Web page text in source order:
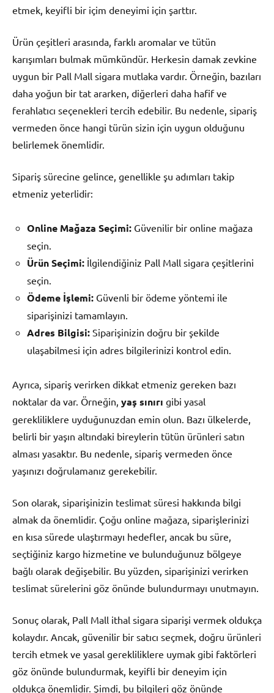
etmek, keyifli bir içim deneyimi için şarttır.
Ürün çeşitleri arasında, farklı aromalar ve tütün
karışımları bulmak mümkündür. Herkesin damak zevkine
uygun bir Pall Mall sigara mutlaka vardır. Örneğin, bazıları
daha yoğun bir tat ararken, diğerleri daha hafif ve
ferahlatıcı seçenekleri tercih edebilir. Bu nedenle, sipariş
vermeden önce hangi türün sizin için uygun olduğunu
belirlemek önemlidir.
Sipariş sürecine gelince, genellikle şu adımları takip
etmeniz yeterlidir:
Online Mağaza Seçimi: Güvenilir bir online mağaza
seçin.
Ürün Seçimi: İlgilendiğiniz Pall Mall sigara çeşitlerini
seçin.
Ödeme İşlemi: Güvenli bir ödeme yöntemi ile
siparişinizi tamamlayın.
Adres Bilgisi: Siparişinizin doğru bir şekilde
ulaşabilmesi için adres bilgilerinizi kontrol edin.
Ayrıca, sipariş verirken dikkat etmeniz gereken bazı
noktalar da var. Örneğin, yaş sınırı gibi yasal
gerekliliklere uyduğunuzdan emin olun. Bazı ülkelerde,
belirli bir yaşın altındaki bireylerin tütün ürünleri satın
alması yasaktır. Bu nedenle, sipariş vermeden önce
yaşınızı doğrulamanız gerekebilir.
Son olarak, siparişinizin teslimat süresi hakkında bilgi
almak da önemlidir. Çoğu online mağaza, siparişlerinizi
en kısa sürede ulaştırmayı hedefler, ancak bu süre,
seçtiğiniz kargo hizmetine ve bulunduğunuz bölgeye
bağlı olarak değişebilir. Bu yüzden, siparişinizi verirken
teslimat sürelerini göz önünde bulundurmayı unutmayın.
Sonuç olarak, Pall Mall ithal sigara siparişi vermek oldukça
kolaydır. Ancak, güvenilir bir satıcı seçmek, doğru ürünleri
tercih etmek ve yasal gerekliliklere uymak gibi faktörleri
göz önünde bulundurmak, keyifli bir deneyim için
oldukça önemlidir. Şimdi, bu bilgileri göz önünde